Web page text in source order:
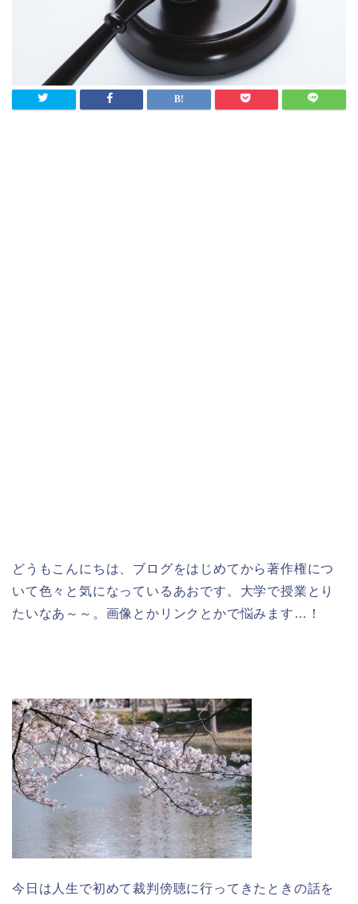
どうもこんにちは、ブログをはじめてから著作権につ
いて色々と気になっているあおです。大学で授業とり
たいなあ～～。画像とかリンクとかで悩みます…！
今日は人生で初めて裁判傍聴に行ってきたときの話を